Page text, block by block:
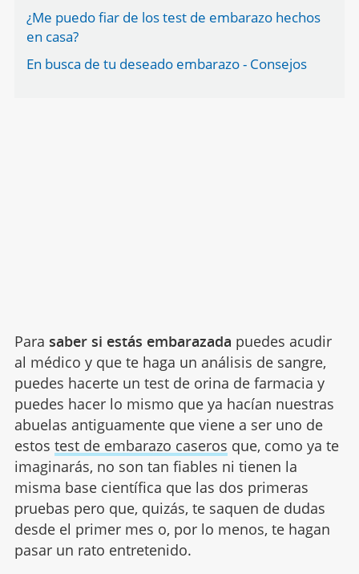
¿Me puedo fiar de los test de embarazo hechos
en casa?
En busca de tu deseado embarazo - Consejos
Para saber si estás embarazada puedes acudir
al médico y que te haga un análisis de sangre,
puedes hacerte un test de orina de farmacia y
puedes hacer lo mismo que ya hacían nuestras
abuelas antiguamente que viene a ser uno de
estos test de embarazo caseros que, como ya te
imaginarás, no son tan fiables ni tienen la
misma base científica que las dos primeras
pruebas pero que, quizás, te saquen de dudas
desde el primer mes o, por lo menos, te hagan
pasar un rato entretenido.